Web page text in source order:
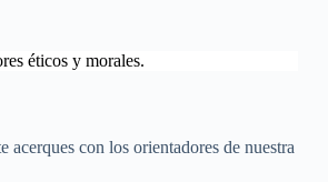
éticos y morales.
acerques con los orientadores de nuestra